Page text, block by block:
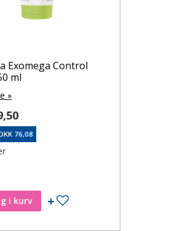
Exomega Control
ml
»
76,08
i kurv Tilføj til ønskeseddel